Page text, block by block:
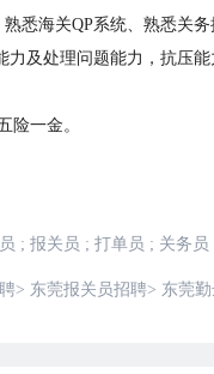
悉海关QP系统、熟悉关
力及处理问题能力，抗压
险一金。
; 报关员 ; 打单员 ; 关务员
> 东莞报关员招聘> 东莞